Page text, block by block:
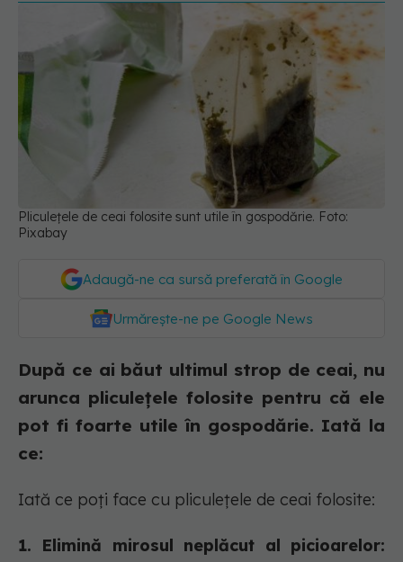
Pliculețele de ceai folosite sunt utile în gospodărie. Foto:
Pixabay
Adaugă-ne ca sursă preferată în Google
Urmărește-ne pe Google News
După ce ai băut ultimul strop de ceai, nu
arunca pliculețele folosite pentru că ele
pot fi foarte utile în gospodărie. Iată la
ce:
Iată ce poți face cu pliculețele de ceai folosite:
1. Elimină mirosul neplăcut al picioarelor: